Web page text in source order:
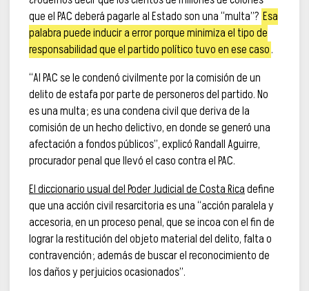
que el PAC deberá pagarle al Estado son una “multa”? Esa
palabra puede inducir a error porque minimiza el tipo de
responsabilidad que el partido político tuvo en ese caso.
“Al PAC se le condenó civilmente por la comisión de un
delito de estafa por parte de personeros del partido. No
es una multa; es una condena civil que deriva de la
comisión de un hecho delictivo, en donde se generó una
afectación a fondos públicos”, explicó Randall Aguirre,
procurador penal que llevó el caso contra el PAC.
El diccionario usual del Poder Judicial de Costa Ricadefine
que una acción civil resarcitoria es una “acción paralela y
accesoria, en un proceso penal, que se incoa con el fin de
lograr la restitución del objeto material del delito, falta o
contravención; además de buscar el reconocimiento de
los daños y perjuicios ocasionados”.